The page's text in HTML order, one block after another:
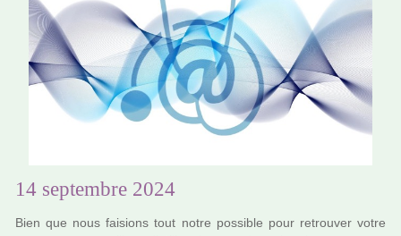
14 septembre 2024
Bien que nous fai­sions tout notre pos­si­ble pour retrou­ver votre